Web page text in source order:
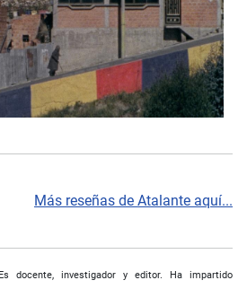
Más reseñas de Atalante aquí...
Es docente, investigador y editor. Ha impartido